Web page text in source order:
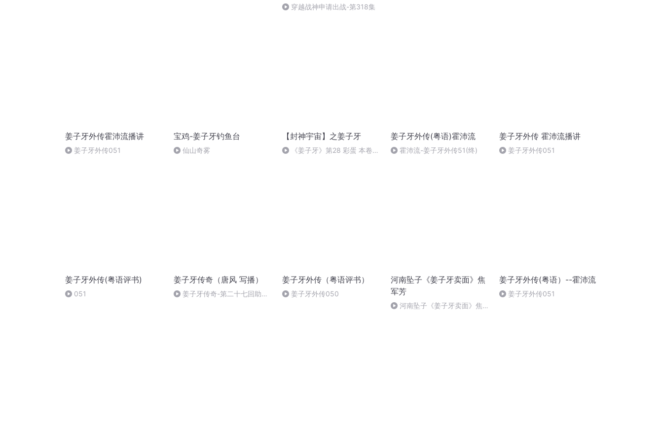
穿越战神申请出战-第318集
姜子牙外传霍沛流播讲
姜子牙外传051
宝鸡-姜子牙钓鱼台
仙山奇雾
【封神宇宙】之姜子牙
《姜子牙》第28 彩蛋 本卷终
姜子牙外传(粤语)霍沛流
霍沛流-姜子牙外传51(终)
姜子牙外传 霍沛流播讲
姜子牙外传051
姜子牙外传(粤语评书)
051
姜子牙传奇（唐风 写播）
姜子牙传奇-第二十七回助周
姜子牙外传（粤语评书）
姜子牙外传050
河南坠子《姜子牙卖面》焦
军芳
河南坠子《姜子牙卖面》焦军
姜子牙外传(粤语）--霍沛流
姜子牙外传051